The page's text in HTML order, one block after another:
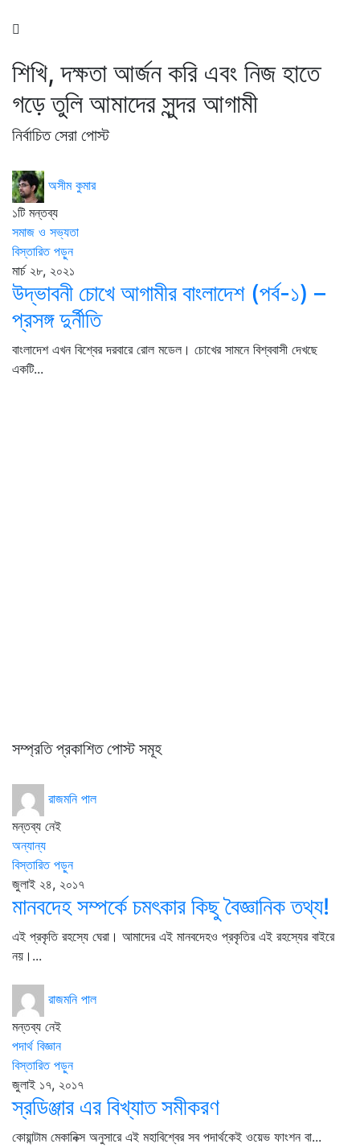
শিখি, দক্ষতা আর্জন করি এবং নিজ হাতে
গড়ে তুলি আমাদের সুন্দর আগামী
নির্বাচিত সেরা পোস্ট
অসীম কুমার
১টি মন্তব্য
সমাজ ও সভ্যতা
বিস্তারিত পড়ুন
মার্চ ২৮, ২০২১
উদ্ভাবনী চোখে আগামীর বাংলাদেশ (পর্ব-১) –
প্রসঙ্গ দুর্নীতি
বাংলাদেশ এখন বিশ্বের দরবারে রোল মডেল। চোখের সামনে বিশ্ববাসী দেখছে
একটি...
সম্প্রতি প্রকাশিত পোস্ট সমূহ
রাজমনি পাল
মন্তব্য নেই
অন্যান্য
বিস্তারিত পড়ুন
জুলাই ২৪, ২০১৭
মানবদেহ সম্পর্কে চমৎকার কিছু বৈজ্ঞানিক তথ্য!
এই প্রকৃতি রহস্যে ঘেরা। আমাদের এই মানবদেহও প্রকৃতির এই রহস্যের বাইরে
নয়।...
রাজমনি পাল
মন্তব্য নেই
পদার্থ বিজ্ঞান
বিস্তারিত পড়ুন
জুলাই ১৭, ২০১৭
স্রডিঞ্জার এর বিখ্যাত সমীকরণ
কোয়ান্টাম মেকানিক্স অনুসারে এই মহাবিশ্বের সব পদার্থকেই ওয়েভ ফাংশন বা...